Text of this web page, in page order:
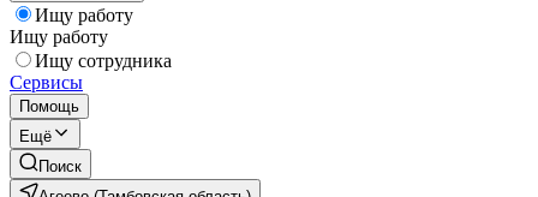
Ищу работу
Ищу работу
Ищу сотрудника
Сервисы
Помощь
Ещё
Поиск